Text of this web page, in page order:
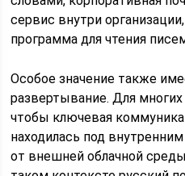
сервис внутри
программа для чтения
Особое значение также
развертывание. Для
чтобы ключевая
находилась под
от внешней облачной